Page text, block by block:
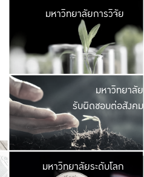
มหาวิ
มีพื้นที่เขียวสดใส
เป็นป่าในเมือง เกษต
มหาวิทยาลัยการวิจัย
มหาวิ
ค
เปิดประ
และพบเรื่องราวใ
มหาวิทยาลัย
รับผิดชอบต่อสังคม
มหาวิ
มหาวิทยาลัยระดับโลก